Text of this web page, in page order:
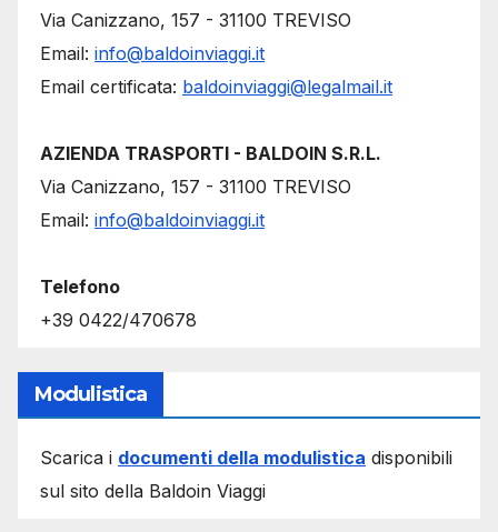
Via Canizzano, 157 - 31100 TREVISO
Email: info@baldoinviaggi.it
Email certificata: baldoinviaggi@legalmail.it
AZIENDA TRASPORTI - BALDOIN S.R.L.
Via Canizzano, 157 - 31100 TREVISO
Email: info@baldoinviaggi.it
Telefono
+39 0422/470678
Modulistica
Scarica i documenti della modulistica disponibili
sul sito della Baldoin Viaggi